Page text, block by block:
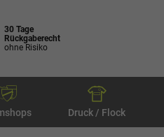
30 Tage
Rückgaberecht
ohne Risiko
Druck / Flock